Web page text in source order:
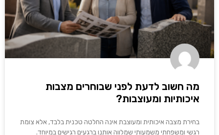
מה חשוב לדעת לפני שבוחרים מצבות
איכותיות ומעוצבות?
בחירת מצבה איכותית ומעוצבת אינה החלטה טכנית בלבד, אלא צומת
רגשי ומשפחתי משמעותי שמלווה אותנו ברגעים רגישים במיוחד.